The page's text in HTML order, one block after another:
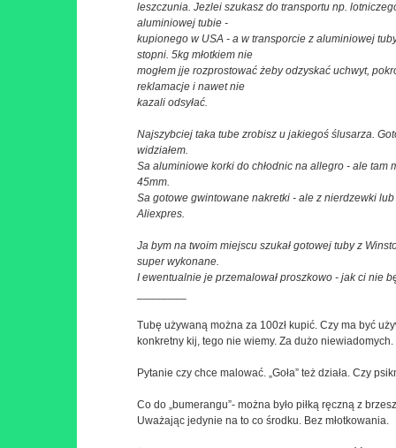
leszczunia. Jezlei szukasz do transportu np.
aluminiowej tubie -
kupionego w USA - a w transporcie z aluminiowej
stopni. 5kg młotkiem nie
mogłem jje rozprostować żeby odzyskać uchwyt,
reklamacje i nawet nie
kazali odsyłać.
Najszybciej taka tube zrobisz u jakiegoś ślusarza.
widziałem.
Sa aluminiowe korki do chłodnic na allegro - ale tam
45mm.
Sa gotowe gwintowane nakretki - ale z nierdzewki
Aliexpres.
Ja bym na twoim miejscu szukał gotowej tuby z
super wykonane.
I ewentualnie je przemalował proszkowo - jak ci nie
Tubę używaną można za 100zł kupić. Czy ma być
konkretny kij, tego nie wiemy. Za dużo niewiadomych.
Pytanie czy chce malować. „Goła” też działa. Czy
Co do „bumerangu”- można było piłką ręczną z
Uważając jedynie na to co środku. Bez młotkowania.